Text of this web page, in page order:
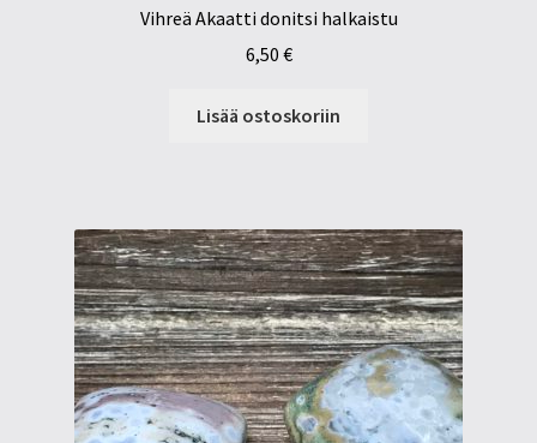
Vihreä Akaatti donitsi halkaistu
6,50 €
Lisää ostoskoriin